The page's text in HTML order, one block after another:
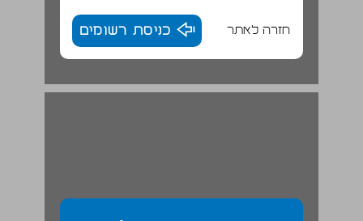
חזרה לאתר כניסת רשומים